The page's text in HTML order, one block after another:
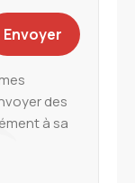
des
à sa